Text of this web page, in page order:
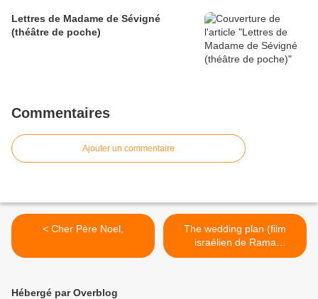
Lettres de Madame de Sévigné
(théâtre de poche)
Commentaires
Ajouter un commentaire
< Cher Père Noel,
The wedding plan (film
israélien de Rama
Burshtein) >
Hébergé par Overblog